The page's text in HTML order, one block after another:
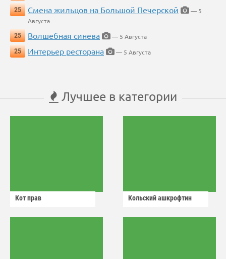
25
Смена жильцов на Большой Печерской
— 5
Августа
25
Волшебная синева
— 5 Августа
25
Интерьер ресторана — 5 Августа
Лучшее в категории
Кот прав Кольский ашкрофтин